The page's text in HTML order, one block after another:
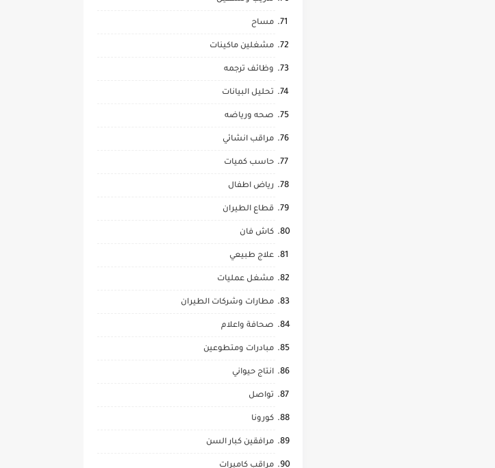
مساح
مشغلين ماكينات
وظائف ترجمه
تحليل البيانات
صحه ورياضه
مراقب انشائي
حاسب كميات
رياض اطفال
قطاع الطيران
كاش فان
علاج طبيعي
مشغل عمليات
مطارات وشركات الطيران
صحافة واعلام
مبادرات ومتطوعين
انتاج حيواني
تواصل
كورونا
مرافقين كبار السن
مراقب كاميرات